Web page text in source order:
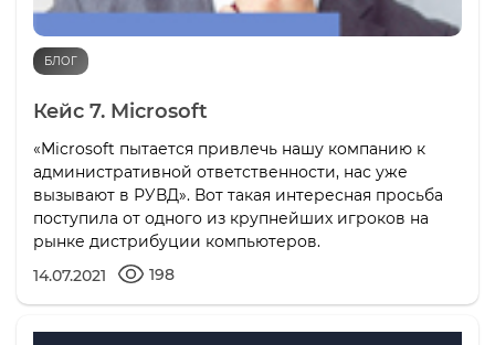
БЛОГ
Кейс 7. Microsoft
«Microsoft пытается привлечь нашу компанию к
административной ответственности, нас уже
вызывают в РУВД». Вот такая интересная просьба
поступила от одного из крупнейших игроков на
рынке дистрибуции компьютеров.
14.07.2021
198